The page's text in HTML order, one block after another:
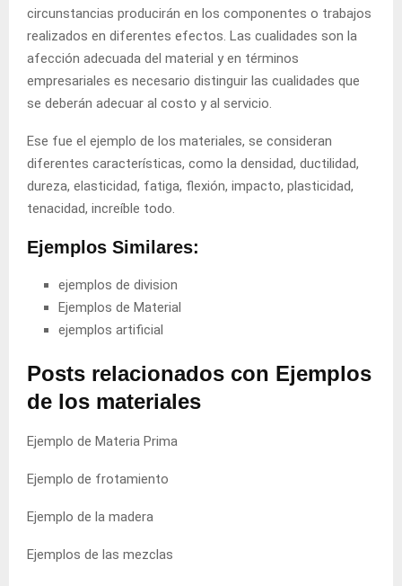
circunstancias producirán en los componentes o trabajos
realizados en diferentes efectos . Las cualidades son la
afección adecuada del material y en términos
empresariales es necesario distinguir las cualidades que
se deberán adecuar al costo y al servicio
Ese fue el ejemplo de los materiales, se consideran
diferentes características, como la densidad, ductilidad,
dureza, elasticidad, fatiga, flexión, impacto, plasticidad,
tenacidad, increíble todo.
Ejemplos Similares:
ejemplos de division
Ejemplos de Material
ejemplos artificial
Posts relacionados con Ejemplos
de los materiales
Ejemplo de Materia Prima
Ejemplo de frotamiento
Ejemplo de la madera
Ejemplos de las mezclas